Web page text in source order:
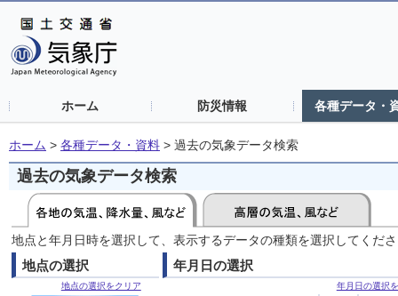
ホーム 防災情報 各種データ・
ホーム > 各種データ・資料 > 過去の気象データ検索
過去の気象データ検索
地点と年月日時を選択して、表示するデータの種類を選択してくだ
地点の選択
地点の選択をクリア
年月日の選択
年月日の選択